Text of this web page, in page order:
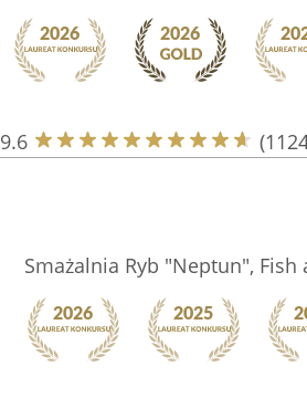
9.6
Smażalnia Ryb "Neptun", Fish